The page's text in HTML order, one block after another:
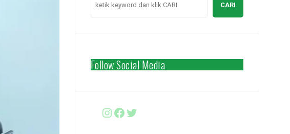
CARI
Follow Social Media
Instagram
Facebook
http://www.twitter.com/